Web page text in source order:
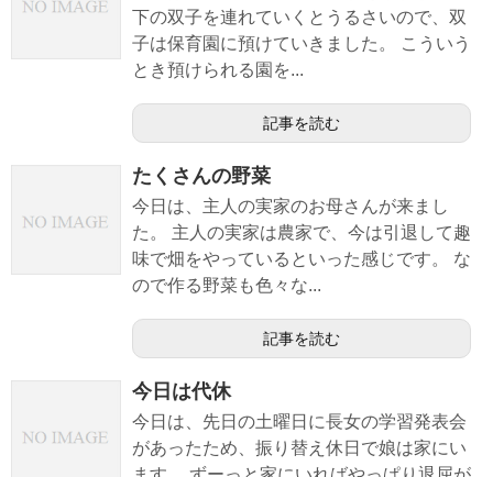
下の双子を連れていくとうるさいので、双
子は保育園に預けていきました。 こういう
とき預けられる園を...
記事を読む
たくさんの野菜
今日は、主人の実家のお母さんが来まし
た。 主人の実家は農家で、今は引退して趣
味で畑をやっているといった感じです。 な
ので作る野菜も色々な...
記事を読む
今日は代休
今日は、先日の土曜日に長女の学習発表会
があったため、振り替え休日で娘は家にい